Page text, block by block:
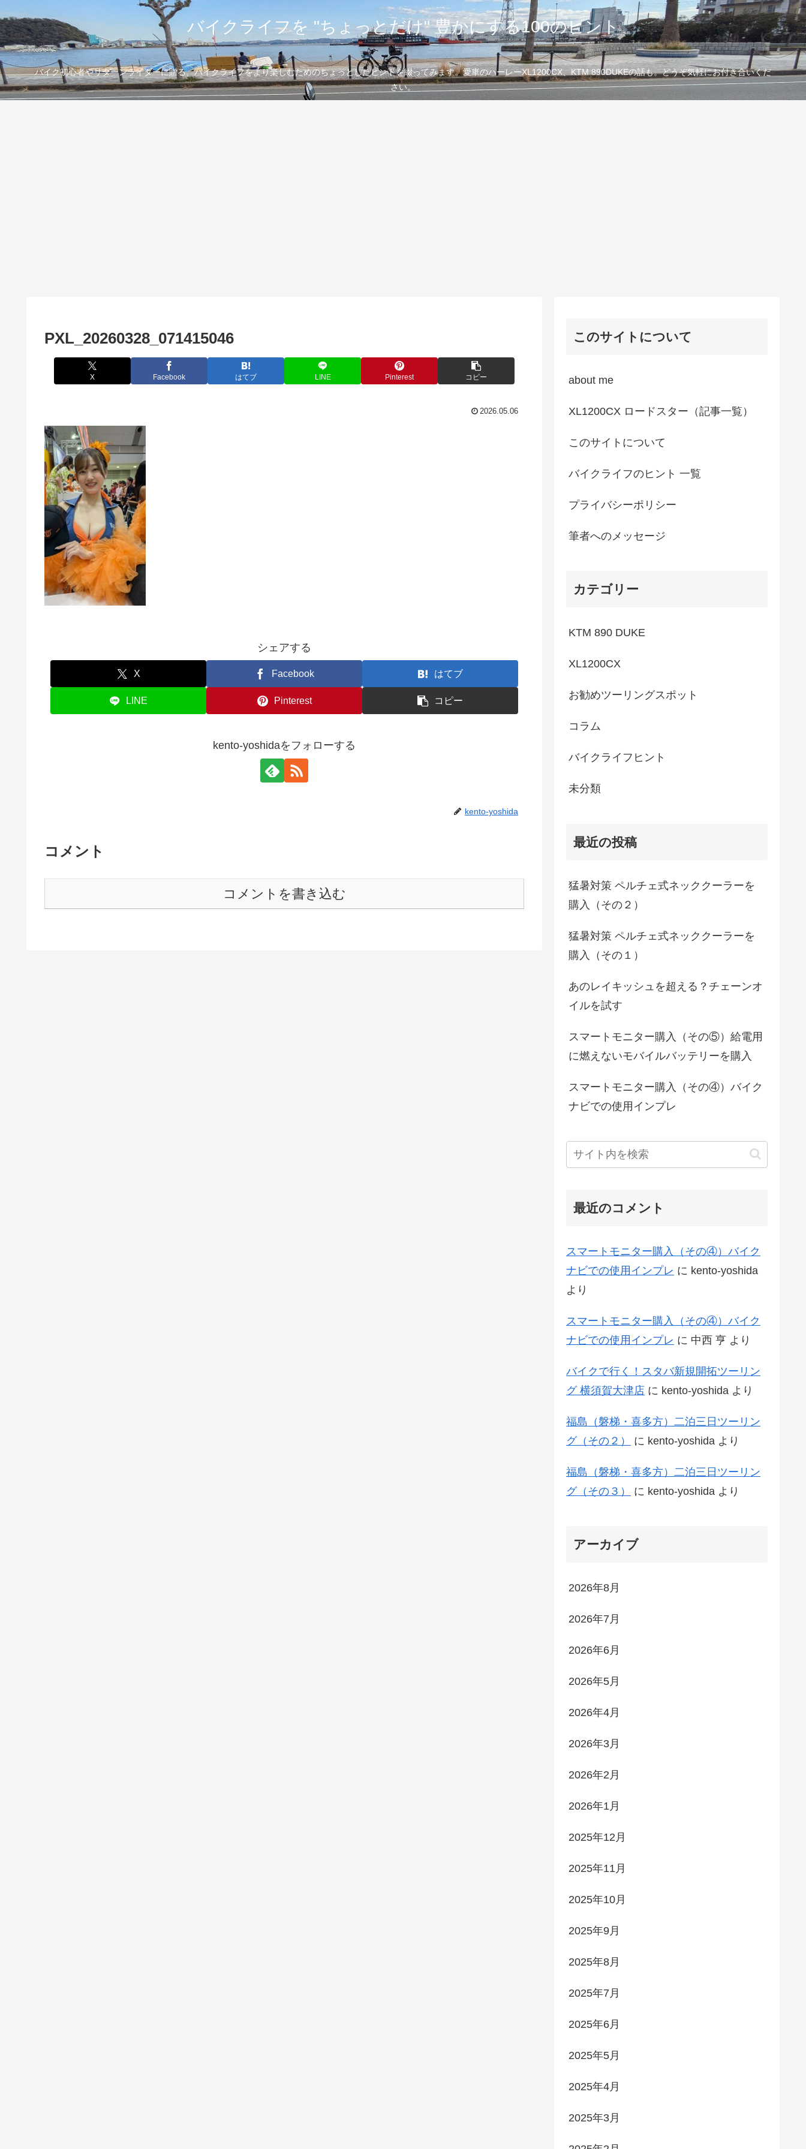
バイクライフを "ちょっとだけ" 豊かにする100のヒント
バイク初心者やリターンライダーに贈る、バイクライフをより楽しむためのちょっとしたヒントを綴ってみます。愛車のハーレーXL1200CX、KTM 890DUKEの話も。どうぞ気軽にお付き合いくだ
さい。
PXL_20260328_071415046
X Facebook はてブ LINE Pinterest コピー
2026.05.06
シェアする
X Facebook はてブ
LINE Pinterest コピー
kento-yoshidaをフォローする
kento-yoshida
コメント
コメントを書き込む
このサイトについて
about me
XL1200CX ロードスター（記事一覧）
このサイトについて
バイクライフのヒント 一覧
プライバシーポリシー
筆者へのメッセージ
カテゴリー
KTM 890 DUKE
XL1200CX
お勧めツーリングスポット
コラム
バイクライフヒント
未分類
最近の投稿
猛暑対策 ペルチェ式ネッククーラーを
購入（その２）
猛暑対策 ペルチェ式ネッククーラーを
購入（その１）
あのレイキッシュを超える？チェーンオ
イルを試す
スマートモニター購入（その⑤）給電用
に燃えないモバイルバッテリーを購入
スマートモニター購入（その④）バイク
ナビでの使用インプレ
最近のコメント
スマートモニター購入（その④）バイク
ナビでの使用インプレ に kento-yoshida
より
スマートモニター購入（その④）バイク
ナビでの使用インプレ に 中西 亨 より
バイクで行く！スタバ新規開拓ツーリン
グ 横須賀大津店 に kento-yoshida より
福島（磐梯・喜多方）二泊三日ツーリン
グ（その２）
に kento-yoshida より
福島（磐梯・喜多方）二泊三日ツーリン
グ（その３）
に kento-yoshida より
アーカイブ
2026年8月
2026年7月
2026年6月
2026年5月
2026年4月
2026年3月
2026年2月
2026年1月
2025年12月
2025年11月
2025年10月
2025年9月
2025年8月
2025年7月
2025年6月
2025年5月
2025年4月
2025年3月